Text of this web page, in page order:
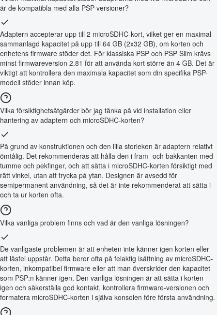
är de kompatibla med alla PSP-versioner?
Adaptern accepterar upp till 2 microSDHC-kort, vilket ger en maximal
sammanlagd kapacitet på upp till 64 GB (2x32 GB), om korten och
enhetens firmware stöder det. För klassiska PSP och PSP Slim krävs
minst firmwareversion 2.81 för att använda kort större än 4 GB. Det är
viktigt att kontrollera den maximala kapacitet som din specifika PSP-
modell stöder innan köp.
Vilka försiktighetsåtgärder bör jag tänka på vid installation eller
hantering av adaptern och microSDHC-korten?
På grund av konstruktionen och den lilla storleken är adaptern relativt
ömtålig. Det rekommenderas att hålla den i fram- och bakkanten med
tumme och pekfinger, och att sätta i microSDHC-korten försiktigt med
rätt vinkel, utan att trycka på ytan. Designen är avsedd för
semipermanent användning, så det är inte rekommenderat att sätta i
och ta ur korten ofta.
Vilka vanliga problem finns och vad är den vanliga lösningen?
De vanligaste problemen är att enheten inte känner igen korten eller
att läsfel uppstår. Detta beror ofta på felaktig isättning av microSDHC-
korten, inkompatibel firmware eller att man överskrider den kapacitet
som PSP:n känner igen. Den vanliga lösningen är att sätta i korten
igen och säkerställa god kontakt, kontrollera firmware-versionen och
formatera microSDHC-korten i själva konsolen före första användning.